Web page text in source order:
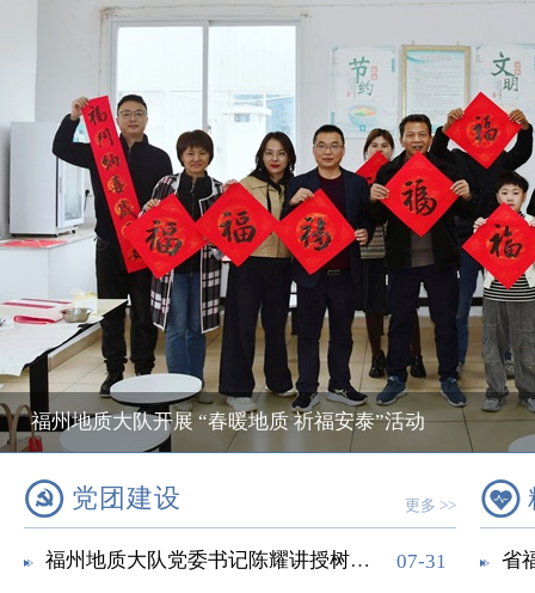
福州地质大队开展 “春暖地质 祈福安泰”活动
党团建设 更多 >>
福州地质大队党委书记陈耀讲授树立和践行正...
07-31